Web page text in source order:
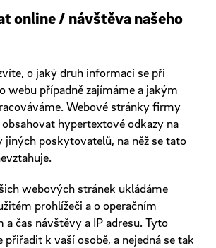
online / návštěva našeho
o jaký druh informací se při
webu případně zajímáme a jakým
Webové stránky firmy
hypertextové odkazy na
poskytovatelů, na něž se tato
webových stránek ukládáme
prohlížeči a o operačním
čas návštěvy a IP adresu. Tyto
přiřadit k vaší osobě, a nejedná se tak